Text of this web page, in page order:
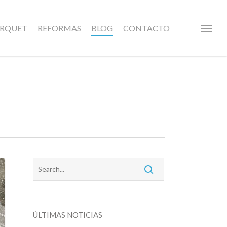
REFORMAS BLOG CONTACTO Menu
ÚLTIMAS NOTICIAS